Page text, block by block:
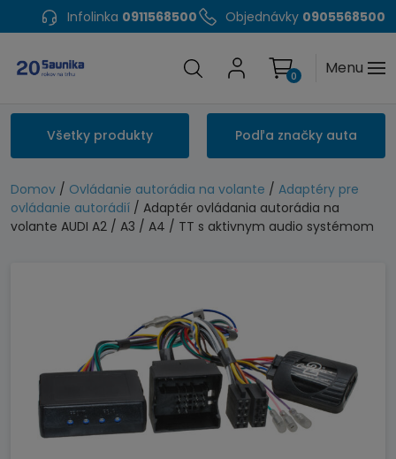
Infolinka 0911568500 Objednávky 0905568500
Menu
0
Všetky produkty Podľa značky auta
Domov / Ovládanie autorádia na volante / Adaptéry pre
ovládanie autorádií / Adaptér ovládania autorádia na
volante AUDI A2 / A3 / A4 / TT s aktivnym audio systémom